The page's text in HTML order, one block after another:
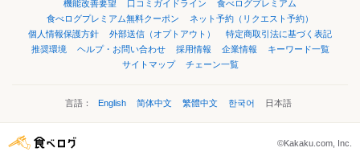
機能改善要望
口コミガイドライン
食べログプレミアム
食べログプレミアム無料クーポン
ネット予約（リクエスト予約）
個人情報保護方針
外部送信（オプトアウト）
特定商取引法に基づく表記
推奨環境
ヘルプ・お問い合わせ 採用情報 企業情報
キーワード一覧
サイトマップ
チェーン一覧
言語： English 简体中文 繁體中文 한국어 日本語
©Kakaku.com, Inc.